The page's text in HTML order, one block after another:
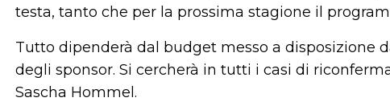
testa, tanto che per la prossima stagione il
Tutto dipenderà dal budget messo a disposizione
degli sponsor. Si cercherà in tutti i casi di
Sascha Hommel.